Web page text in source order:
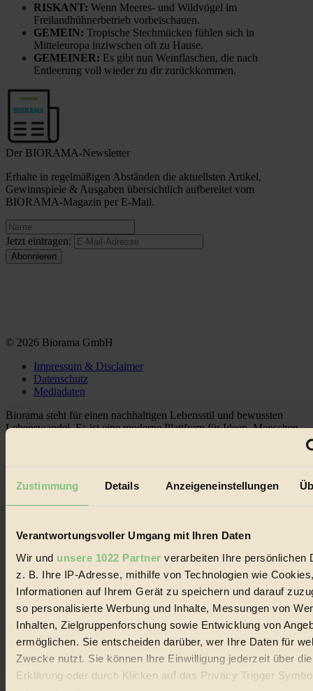
Zustimmung Details Anzeigeneinstellungen
Verantwortungsvoller Umgang mit Ihren Daten
Wir und unsere 1022 Partner verarbeiten Ihre persönlichen
z. B. Ihre IP-Adresse, mithilfe von Technologien wie
Informationen auf Ihrem Gerät zu speichern und darauf
so personalisierte Werbung und Inhalte, Messungen von
Inhalten, Zielgruppenforschung sowie Entwicklung von
ermöglichen. Sie entscheiden darüber, wer Ihre Daten für
Zwecke nutzt. Sie können Ihre Einwilligung jederzeit über
Erklärung oder durch Klicken auf das Privacy Trigger
RISKANT: Wenn Meeres- und Wildvögel im
Freilandhühnerbetrieb vorbeischauen.
GEMEIN: Tropische Stechmücken fühlen sich in
Mitteleuropa inziwschen oft zu Hause.
GEMEINER: Es gibt nun Weinflaschen, die nach
Entleerung voll wieder zu dir zurückkommen.
Der BIORAMA-Newsletter
Erhalte in regelmäßigen Abständen die aktuellsten Artikel,
Gewinnspiele & Ausgaben übersichtlich aufbereitet vom
BIORAMA-Magazin per E-Mail.
Jetzt eintragen:
© 2026 Biorama GmbH
Impressum & Disclaimer
Datenschutz
Mediadaten
Biorama steht für einen nachhaltigen Lebensstil und bewussten
Lebenswandel. Es ist eine moderne Plattform für Ideen, Menschen
alternativer Energien.
Social Media
Themen
Bio